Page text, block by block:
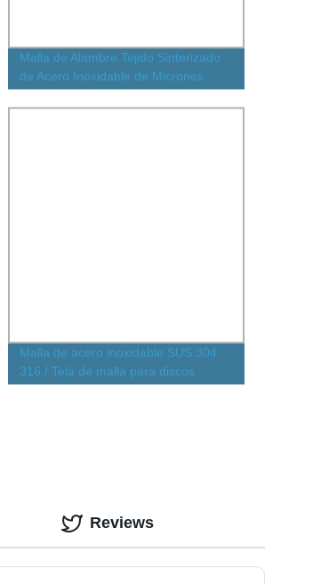
Malla de Alambre Tejido Sinterizado
de Acero Inoxidable de Micrones
Ultra Fina 40 80 120 316
Malla de acero inoxidable SUS 304
316 / Tela de malla para discos
redondos de filtro
Reviews